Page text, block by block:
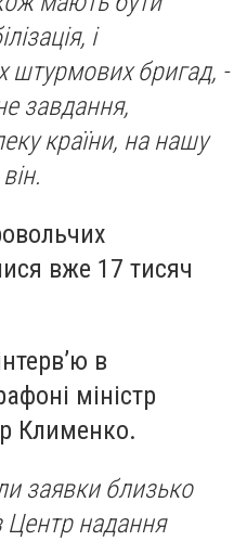
і
штурмових бригад, -
завдання,
країни, на нашу
вже 17 тисяч
в
міністр
Клименко.
заявки близько
Центр надання